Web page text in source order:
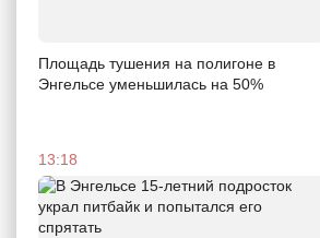
Площадь тушения на полигоне в
Энгельсе уменьшилась на 50%
13:18